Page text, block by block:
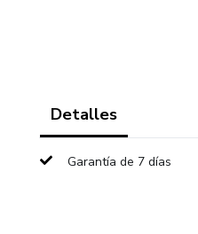
Detalles
Garantía de 7 días